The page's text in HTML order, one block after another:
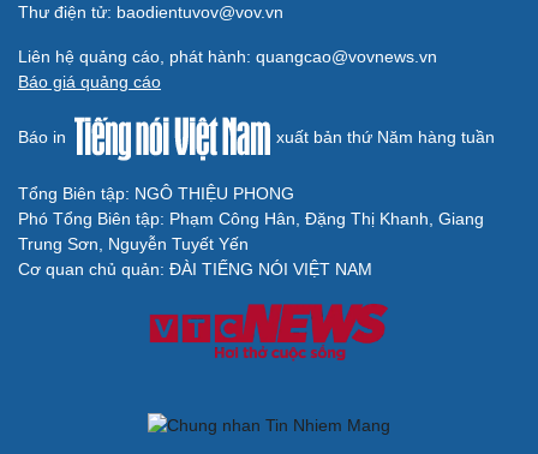
Thư điện tử: baodientuvov@vov.vn
Liên hệ quảng cáo, phát hành: quangcao@vovnews.vn
Báo giá quảng cáo
Báo in xuất bản thứ Năm hàng tuần
Tổng Biên tập: NGÔ THIỆU PHONG
Phó Tổng Biên tập: Phạm Công Hân, Đặng Thị Khanh, Giang
Trung Sơn, Nguyễn Tuyết Yến
Cơ quan chủ quản: ĐÀI TIẾNG NÓI VIỆT NAM